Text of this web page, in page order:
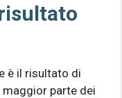
è il risultato di
maggior parte dei